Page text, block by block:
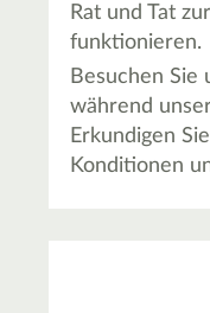
Rat und Tat
funktionieren.
Besuchen Sie
während
Erkundigen
Konditionen